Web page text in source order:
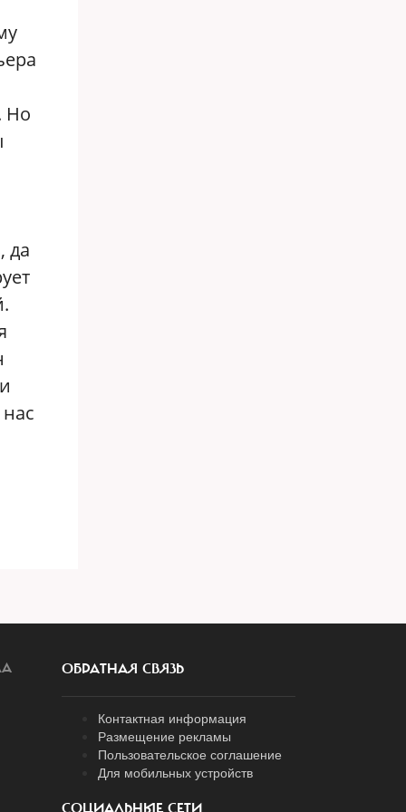
Но
да
ОБРАТНАЯ СВЯЗЬ
Контактная информация
Размещение рекламы
Пользовательское соглашение
Для мобильных устройств
СОЦИАЛЬНЫЕ СЕТИ